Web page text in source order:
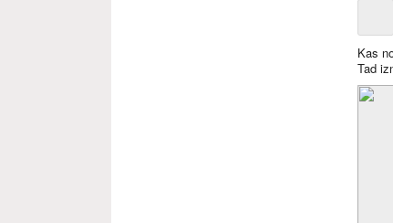
Kas
Tad